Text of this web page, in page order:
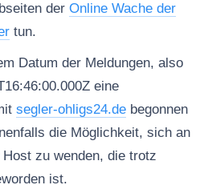
der Online Wache der
tun.
Datum der Meldungen, also
eine
segler-ohligs24.debegonnen
die Möglichkeit, sich an
zu wenden, die trotz
ist.